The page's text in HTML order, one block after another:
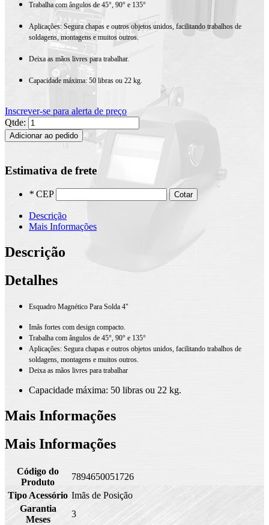
Trabalha com ângulos de 45°, 90° e 135°
Aplicações: Segura chapas e outros objetos unidos, facilitando trabalhos de
soldagens, montagens e muitos outros.
Deixa as mãos livres para trabalhar.
Capacidade máxima: 50 libras ou 22 kg.
Inscrever-se para alerta de preço
Qtde:
Adicionar ao pedido
Estimativa de frete
* CEP Cotar
Descrição
Mais Informações
Descrição
Detalhes
Esquadro Magnético Para Solda 4"
Imãs fortes com design compacto.
Trabalha com ângulos de 45°, 90° e 135°
Aplicações: Segura chapas e outros objetos unidos, facilitando trabalhos de
soldagens, montagens e muitos outros.
Deixa as mãos livres para trabalhar
Capacidade máxima: 50 libras ou 22 kg.
Mais Informações
Mais Informações
Código do
Produto
7894650051726
Tipo Acessório Imãs de Posição
Garantia
Meses
3